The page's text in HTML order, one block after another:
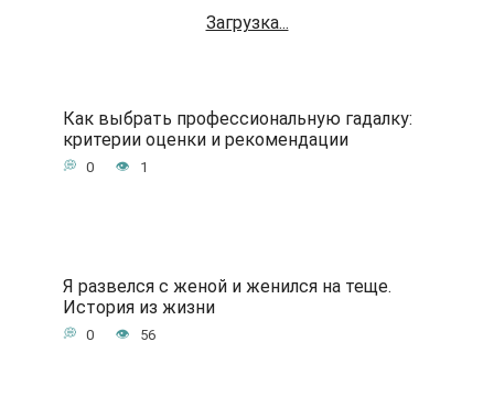
Загрузка...
Как выбрать профессиональную гадалку:
критерии оценки и рекомендации
0 1
Я развелся с женой и женился на теще.
История из жизни
0 56